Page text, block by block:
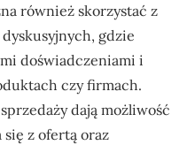
również skorzystać z
gdzie
doświadczeniami i
czy firmach.
dają możliwość
z ofertą oraz